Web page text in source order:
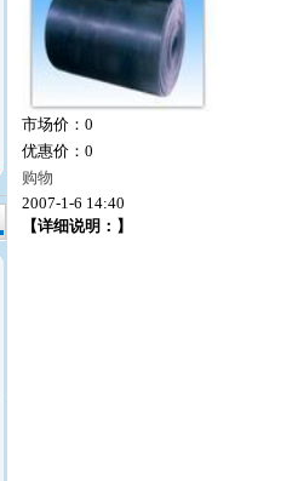
市场价：0
优惠价：0
购物
2007-1-6 14:40
【详细说明：】